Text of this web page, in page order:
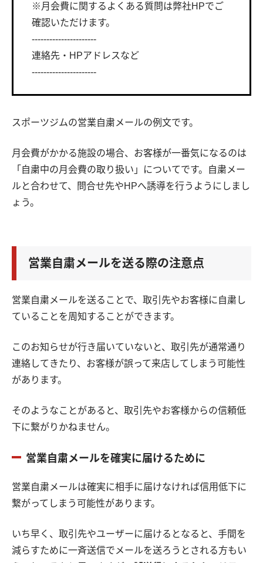
※月会費に関するよくある質問は弊社HPでご
確認いただけます。
----------------------
連絡先・HPアドレスなど
----------------------
スポーツジムの営業自粛メールの例文です。
月会費がかかる施設の場合、お客様が一番気になるのは
「自粛中の月会費の取り扱い」についてです。自粛メー
ルと合わせて、問合せ先やHPへ誘導を行うようにしまし
ょう。
営業自粛メールを送る際の注意点
営業自粛メールを送ることで、取引先やお客様に自粛し
ていることを周知することができます。
このお知らせが行き届いていないと、取引先が通常通り
連絡してきたり、お客様が誤って来店してしまう可能性
があります。
そのようなことがあると、取引先やお客様からの信頼低
下に繋がりかねません。
営業自粛メールを確実に届けるために
営業自粛メールは確実に相手に届けなければ信用低下に
繋がってしまう可能性があります。
いち早く、取引先やユーザーに届けるとなると、手間を
減らすために一斉送信でメールを送ろうとされる方もい